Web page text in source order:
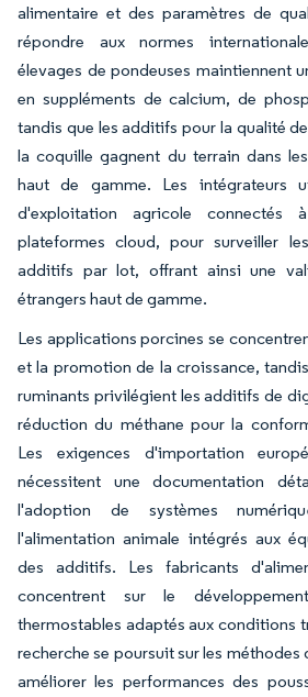
alimentaire et des paramètres de
répondre aux normes
élevages de pondeuses maintiennent
en suppléments de calcium, de
tandis que les additifs pour la qualité
la coquille gagnent du terrain dans
haut de gamme. Les intégrateurs
d'exploitation agricole
plateformes cloud, pour surveiller
additifs par lot, offrant ainsi une
étrangers haut de gamme.
Les applications porcines se
et la promotion de la croissance,
ruminants privilégient les additifs de
réduction du méthane pour la
Les exigences d'importation
nécessitent une documentation
l'adoption de systèmes
l'alimentation animale intégrés aux
des additifs. Les fabricants
concentrent sur le
thermostables adaptés aux conditions
recherche se poursuit sur les
améliorer les performances des